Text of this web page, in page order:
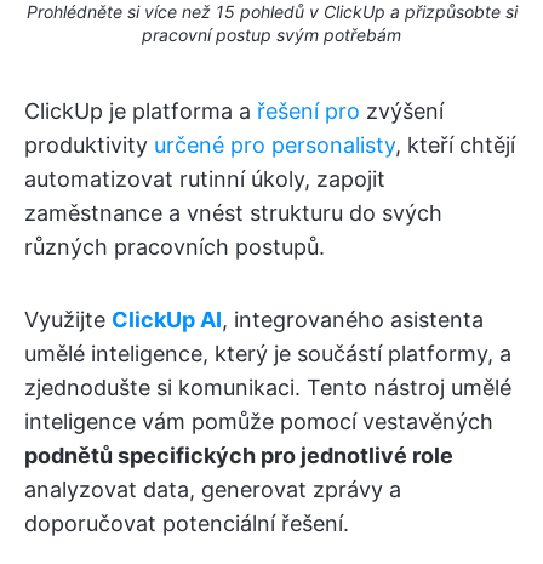
Prohlédněte si více než 15 pohledů v ClickUp a přizpůsobte si
pracovní postup svým potřebám
ClickUp je platforma a řešení pro zvýšení
produktivity určené pro personalisty, kteří chtějí
automatizovat rutinní úkoly, zapojit
zaměstnance a vnést strukturu do svých
různých pracovních postupů.
Využijte ClickUp AI, integrovaného asistenta
umělé inteligence, který je součástí platformy, a
zjednodušte si komunikaci. Tento nástroj umělé
inteligence vám pomůže pomocí vestavěných
podnětů specifických pro jednotlivé role
analyzovat data, generovat zprávy a
doporučovat potenciální řešení.